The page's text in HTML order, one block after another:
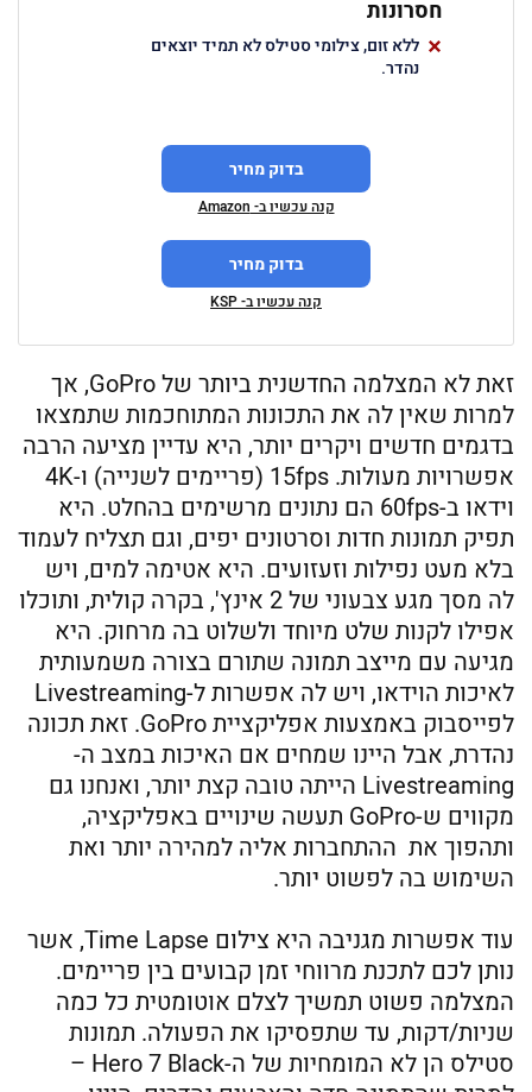
חסרונות
ללא זום, צילומי סטילס לא תמיד יוצאים
נהדר.
בדוק מחיר
קנה עכשיו ב- Amazon
בדוק מחיר
קנה עכשיו ב- KSP
זאת לא המצלמה החדשנית ביותר של GoPro, אך
למרות שאין לה את התכונות המתוחכמות שתמצאו
בדגמים חדשים ויקרים יותר, היא עדיין מציעה הרבה
אפשרויות מעולות. 15fps (פריימים לשנייה) ו-4K
וידאו ב-60fps הם נתונים מרשימים בהחלט. היא
תפיק תמונות חדות וסרטונים יפים, וגם תצליח לעמוד
בלא מעט נפילות וזעזועים. היא אטימה למים, ויש
לה מסך מגע צבעוני של 2 אינץ', בקרה קולית, ותוכלו
אפילו לקנות שלט מיוחד ולשלוט בה מרחוק. היא
מגיעה עם מייצב תמונה שתורם בצורה משמעותית
לאיכות הוידאו, ויש לה אפשרות ל-Livestreaming
לפייסבוק באמצעות אפליקציית GoPro. זאת תכונה
נהדרת, אבל היינו שמחים אם האיכות במצב ה-
Livestreaming הייתה טובה קצת יותר, ואנחנו גם
מקווים ש-GoPro תעשה שינויים באפליקציה,
ותהפוך את ההתחברות אליה למהירה יותר ואת
השימוש בה לפשוט יותר.
עוד אפשרות מגניבה היא צילום Time Lapse, אשר
נותן לכם לתכנת מרווחי זמן קבועים בין פריימים.
המצלמה פשוט תמשיך לצלם אוטומטית כל כמה
שניות/דקות, עד שתפסיקו את הפעולה. תמונות
סטילס הן לא המומחיות של ה-Hero 7 Black –